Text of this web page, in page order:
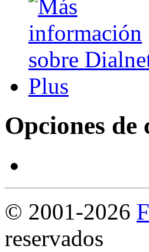
Opciones
© 2001-2026
reservados